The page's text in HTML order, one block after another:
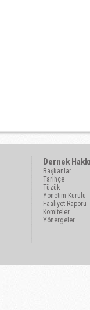
Dernek
Başkanlar
Tarihçe
Tüzük
Yönetim Kurulu
Faaliyet Raporu
Komiteler
Yönergeler